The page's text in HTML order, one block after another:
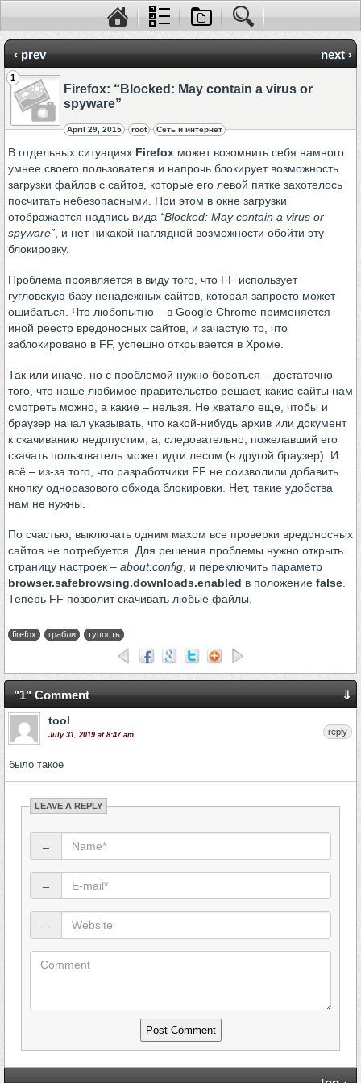
‹ prev next ›
1
Firefox: “Blocked: May contain a virus or
spyware”
April 29, 2015 root Сеть и интернет
В отдельных ситуациях Firefox может возомнить себя намного
умнее своего пользователя и напрочь блокирует возможность
загрузки файлов с сайтов, которые его левой пятке захотелось
посчитать небезопасными. При этом в окне загрузки
отображается надпись вида “Blocked: May contain a virus or
spyware” , и нет никакой наглядной возможности обойти эту
блокировку.
Проблема проявляется в виду того, что FF использует
гугловскую базу ненадежных сайтов, которая запросто может
ошибаться. Что любопытно – в Google Chrome применяется
иной реестр вредоносных сайтов, и зачастую то, что
заблокировано в FF, успешно открывается в Хроме.
Так или иначе, но с проблемой нужно бороться – достаточно
того, что наше любимое правительство решает, какие сайты нам
смотреть можно, а какие – нельзя. Не хватало еще, чтобы и
браузер начал указывать, что какой-нибудь архив или документ
к скачиванию недопустим, а, следовательно, пожелавший его
скачать пользователь может идти лесом (в другой браузер). И
всё – из-за того, что разработчики FF не соизволили добавить
кнопку одноразового обхода блокировки. Нет, такие удобства
нам не нужны.
По счастью, выключать одним махом все проверки вредоносных
сайтов не потребуется. Для решения проблемы нужно открыть
страницу настроек – about:config , и переключить параметр
browser.safebrowsing.downloads.enabled в положение false
Теперь FF позволит скачивать любые файлы.
firefox грабли тупость
"1" Comment ⇓
tool
July 31, 2019 at 8:47 am
было такое
reply
LEAVE A REPLY
→
→
→